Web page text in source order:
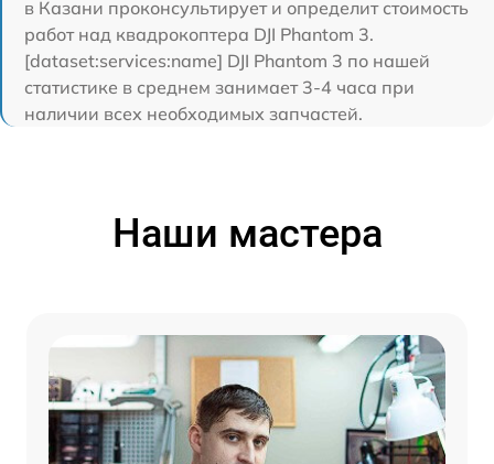
в Казани проконсультирует и определит стоимость
работ над квадрокоптера DJI Phantom 3.
[dataset:services:name] DJI Phantom 3 по нашей
статистике в среднем занимает 3-4 часа при
наличии всех необходимых запчастей.
Наши мастера